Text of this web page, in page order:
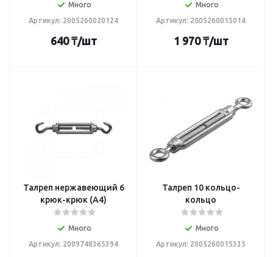
Много
Артикул: 2005260020124
640₸/шт
Много
Артикул: 2005260015014
1 970₸/шт
Талреп нержавеющий 6
крюк-крюк (А4)
Много
Артикул: 2009748365394
Талреп 10 кольцо-
кольцо
Много
Артикул: 2005260015335